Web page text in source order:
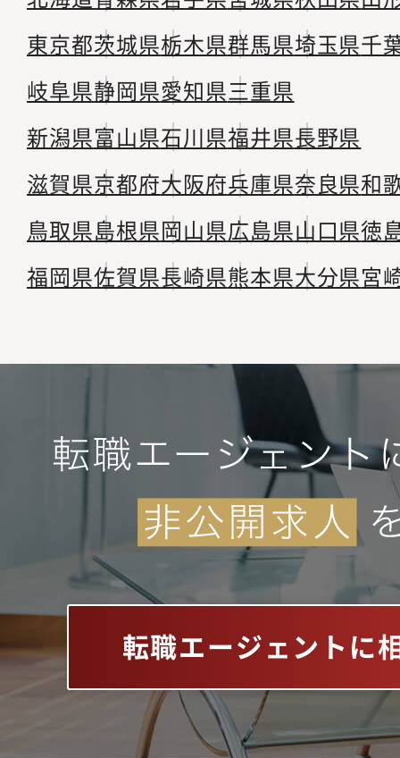
東京都茨城県栃木県群馬県埼玉県千
岐阜県静岡県愛知県三重県
新潟県富山県石川県福井県長野県
滋賀県京都府大阪府兵庫県奈良県和
鳥取県島根県岡山県広島県山口県徳
福岡県佐賀県長崎県熊本県大分県宮
転職エージェントに